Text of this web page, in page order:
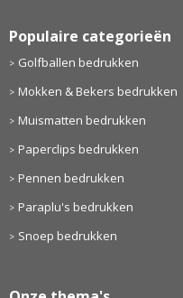
Populaire categorieën
Golfballen bedrukken
Mokken & Bekers bedrukken
Muismatten bedrukken
Paperclips bedrukken
Pennen bedrukken
Paraplu's bedrukken
Snoep bedrukken